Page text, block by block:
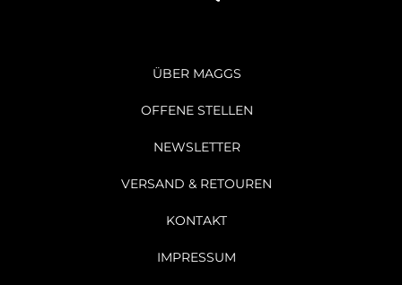
ÜBER MAGGS
OFFENE STELLEN
NEWSLETTER
VERSAND & RETOUREN
KONTAKT
IMPRESSUM